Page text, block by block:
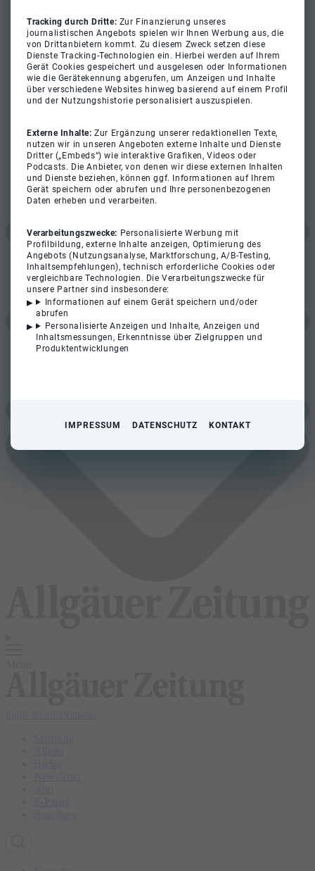
Tracking durch Dritte: Zur Finanzierung unseres
journalistischen Angebots spielen wir Ihnen Werbung aus, die
von Drittanbietern kommt. Zu diesem Zweck setzen diese
Dienste Tracking-Technologien ein. Hierbei werden auf Ihrem
Gerät Cookies gespeichert und ausgelesen oder Informationen
wie die Gerätekennung abgerufen, um Anzeigen und Inhalte
über verschiedene Websites hinweg basierend auf einem Profil
und der Nutzungshistorie personalisiert auszuspielen.
Externe Inhalte:Zur Ergänzung unserer redaktionellen Texte,
nutzen wir in unseren Angeboten externe Inhalte und Dienste
Dritter („Embeds“) wie interaktive Grafiken, Videos oder
Podcasts. Die Anbieter, von denen wir diese externen Inhalten
und Dienste beziehen, können ggf. Informationen auf Ihrem
Gerät speichern oder abrufen und Ihre personenbezogenen
Daten erheben und verarbeiten.
Verarbeitungszwecke: Personalisierte Werbung mit
Profilbildung, externe Inhalte anzeigen, Optimierung des
Angebots (Nutzungsanalyse, Marktforschung, A/B-Testing,
Inhaltsempfehlungen), technisch erforderliche Cookies oder
vergleichbare Technologien. Die Verarbeitungszwecke für
unsere Partner sind insbesondere:
Informationen auf einem Gerät speichern und/oder
abrufen
Personalisierte Anzeigen und Inhalte, Anzeigen und
Inhaltsmessungen, Erkenntnisse über Zielgruppen und
Produktentwicklungen
IMPRESSUM DATENSCHUTZ KONTAKT